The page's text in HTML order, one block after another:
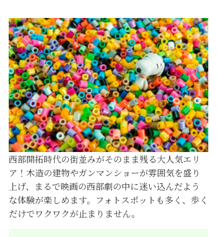
西部開拓時代の街並みがそのまま残る大人気エリ
ア！木造の建物やガンマンショーが雰囲気を盛り
上げ、まるで映画の西部劇の中に迷い込んだよう
な体験が楽しめます。フォトスポットも多く、歩く
だけでワクワクが止まりません。